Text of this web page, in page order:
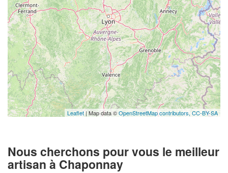
Leaflet | Map data ©OpenStreetMap contributors, CC-BY-SA
Nous cherchons pour vous le meilleur
artisan à Chaponnay